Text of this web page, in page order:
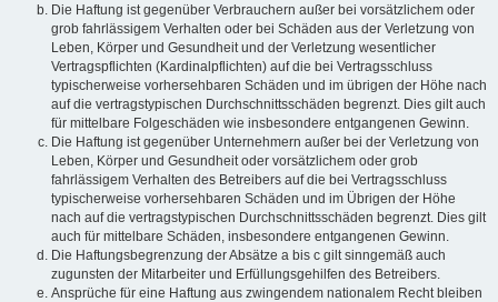
Die Haftung ist gegenüber Verbrauchern außer bei vorsätzlichem oder
grob fahrlässigem Verhalten oder bei Schäden aus der Verletzung von
Leben, Körper und Gesundheit und der Verletzung wesentlicher
Vertragspflichten (Kardinalpflichten) auf die bei Vertragsschluss
typischerweise vorhersehbaren Schäden und im übrigen der Höhe nach
auf die vertragstypischen Durchschnittsschäden begrenzt. Dies gilt auch
für mittelbare Folgeschäden wie insbesondere entgangenen Gewinn.
Die Haftung ist gegenüber Unternehmern außer bei der Verletzung von
Leben, Körper und Gesundheit oder vorsätzlichem oder grob
fahrlässigem Verhalten des Betreibers auf die bei Vertragsschluss
typischerweise vorhersehbaren Schäden und im Übrigen der Höhe
nach auf die vertragstypischen Durchschnittsschäden begrenzt. Dies gilt
auch für mittelbare Schäden, insbesondere entgangenen Gewinn.
Die Haftungsbegrenzung der Absätze a bis c gilt sinngemäß auch
zugunsten der Mitarbeiter und Erfüllungsgehilfen des Betreibers.
Ansprüche für eine Haftung aus zwingendem nationalem Recht bleiben